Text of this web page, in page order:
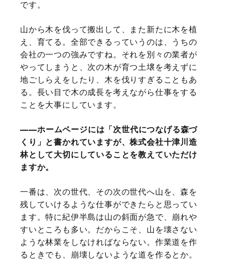
です。
山から木を伐って搬出して、また新たに木を植
え、育てる。全部できるっていうのは、うちの
会社の一つの強みですね。それを別々の業者が
やってしまうと、次の木が育つ土壌を考えずに
地ごしらえをしたり、木を伐りすぎることもあ
る。長い目で木の成長を考えながら仕事をする
ことを大事にしています。
ホームページには「次世代につなげる森づ
くり」と書かれていますが、株式会社十津川造
林として大切にしていることを教えていただけ
ますか。
一番は、次の世代、その次の世代へ山を、森を
残していけるような仕事ができたらと思ってい
ます。特に紀伊半島は山の斜面が急で、崩れや
すいところも多い。だからこそ、山を壊さない
ような林業をしなければならない。作業道を作
るときでも、崩壊しないような道を作るとか。